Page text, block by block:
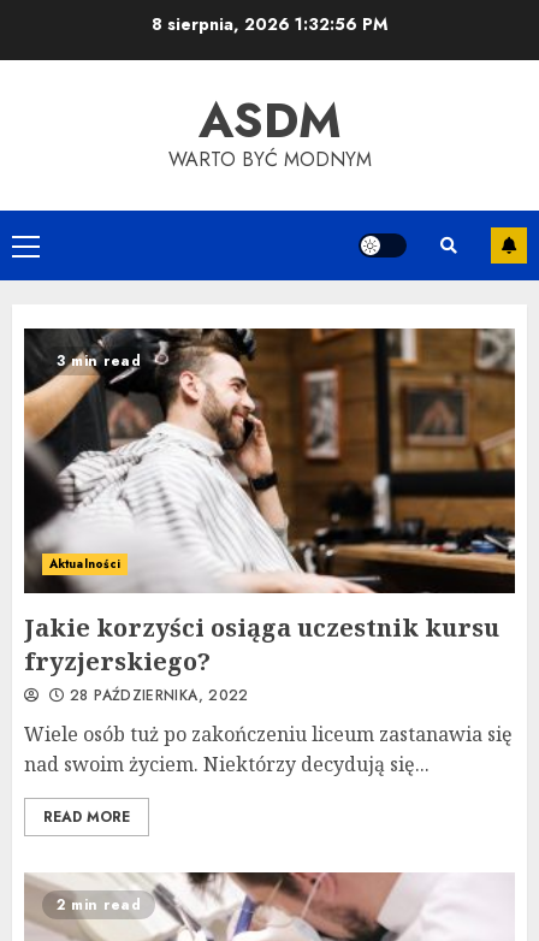
8 sierpnia, 20261:32:57 PM
ASDM
WARTO BYĆ MODNYM
Primary
Menu
3 min read
Aktualności
Jakie korzyści osiąga uczestnik kursu
fryzjerskiego?
28 PAŹDZIERNIKA, 2022
Wiele osób tuż po zakończeniu liceum zastanawia się
nad swoim życiem. Niektórzy decydują się...
READ MORE
2 min read